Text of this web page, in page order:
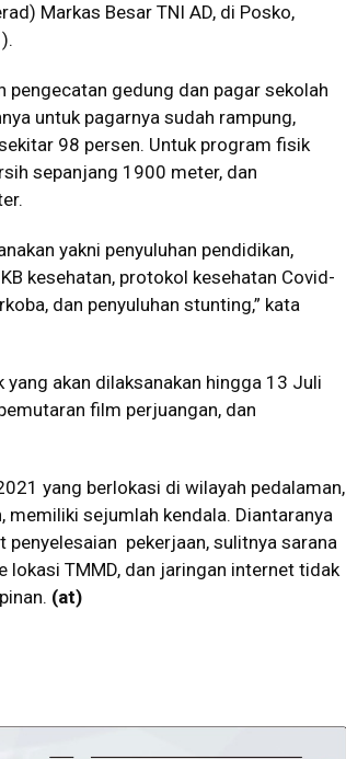
Markas Besar TNI AD, di Posko,
pengecatan gedung dan pagar sekolah
untuk pagarnya sudah rampung,
98 persen. Untuk program fisik
sepanjang 1900 meter, dan
yakni penyuluhan pendidikan,
kesehatan, protokol kesehatan Covid-
dan penyuluhan stunting,” kata
akan dilaksanakan hingga 13 Juli
film perjuangan, dan
yang berlokasi di wilayah pedalaman,
memiliki sejumlah kendala. Diantaranya
pekerjaan, sulitnya sarana
TMMD, dan jaringan internet tidak
(at)